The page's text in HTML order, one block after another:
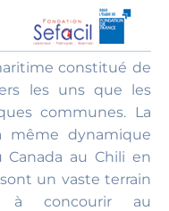
constitué de
les uns que les
communes. La
même dynamique
au Chili en
un vaste terrain
à concourir au